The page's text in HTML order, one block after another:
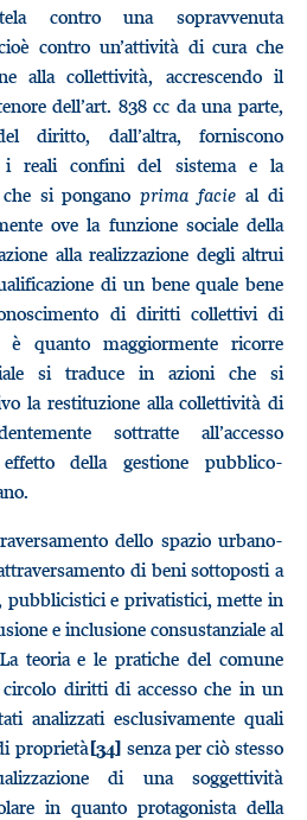
contro una sopravvenuta
contro un’attività di cura che
alla collettività, accrescendo il
dell’art. 838 cc da una parte,
diritto, dall’altra, forniscono
i reali confini del sistema e la
che si ponganoprima facie al di
ove la funzione sociale della
alla realizzazione degli altrui
di un bene quale bene
di diritti collettivi di
quanto maggiormente ricorre
si traduce in azioni che si
la restituzione alla collettività di
sottratte all’accesso
della gestione pubblico-
dello spazio urbano-
di beni sottoposti a
e privatistici, mette in
e inclusione consustanziale al
teoria e le pratiche del comune
diritti di accesso che in un
analizzati esclusivamente quali
proprietà[34] senza per ciò stesso
di una soggettività
in quanto protagonista della